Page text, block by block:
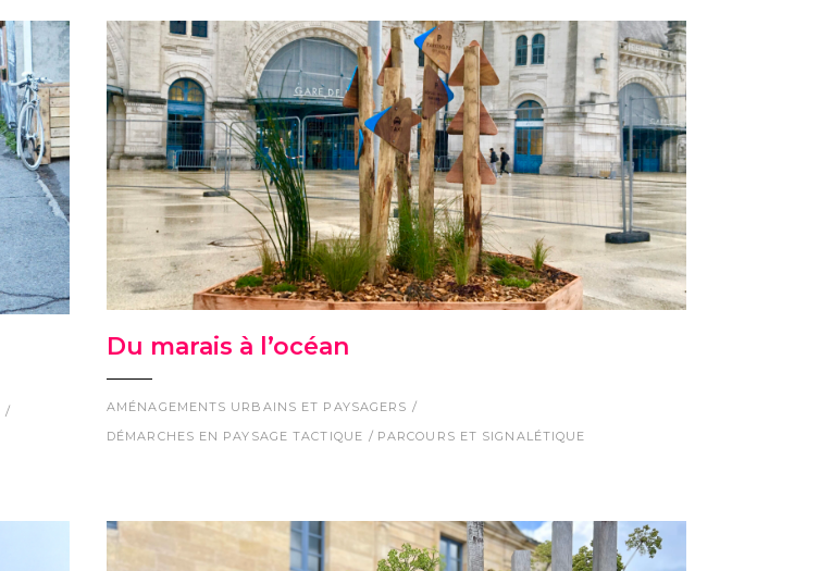
Du marais à l’océan
AMÉNAGEMENTS URBAINS ET PAYSAGERS
DÉMARCHES EN PAYSAGE TACTIQUE
PARCOURS ET SIGNALÉTIQUE